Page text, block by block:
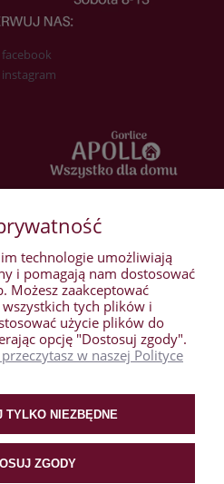
facebook
instagram
ZAKUPÓW
KONTO
I DOSTAWA
technologie umożliwiają
i pomagają nam dostosować
Możesz zaakceptować
tych plików i
użycie plików do
opcję "Dostosuj zgody".
w naszej Polityce
TYLKO NIEZBĘDNE
ZGODY